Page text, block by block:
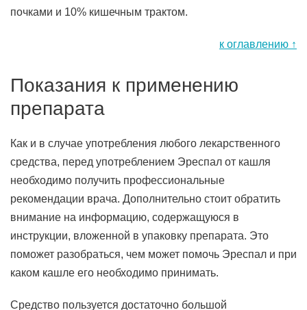
почками и 10% кишечным трактом.
к оглавлению ↑
Показания к применению
препарата
Как и в случае употребления любого лекарственного
средства, перед употреблением Эреспал от кашля
необходимо получить профессиональные
рекомендации врача. Дополнительно стоит обратить
внимание на информацию, содержащуюся в
инструкции, вложенной в упаковку препарата. Это
поможет разобраться, чем может помочь Эреспал и при
каком кашле его необходимо принимать.
Средство пользуется достаточно большой